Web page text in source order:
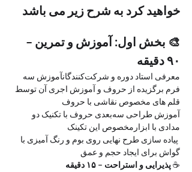
خواهید کرد به شرح زیر می باشد
🎨 بخش اول: آموزش و تمرین –
۹۰ دقیقه
معرفی استاد دوره و شرکت‌کنندگانآموزش سه
فرم برگزیده از حروف و آموزش اجری آن توسط
قلم های مخصوص نقاشی با حروف
آموزش طراحی سه‌بعدی حروف با تکنیک دو
مدادی با ابزارمخصوص این تکینک
پیاده سازی طرح نهایی روی بوم و رنگ آمیزی با
گواش برای ایجاد حجم و عمق
☕ پذیرایی و استراحت – ۱۵ دقیقه